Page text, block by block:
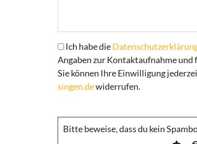
Ich habe die
Angaben zur Kontaktaufnahme
Sie können Ihre Einwilligung
singen.dewiderrufen.
Bitte beweise, dass du kein